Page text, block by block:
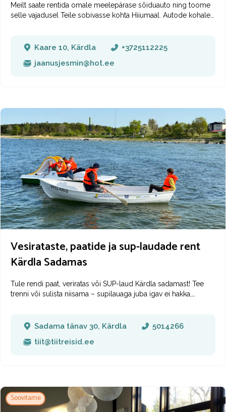
Meilt saate rentida omale meelepärase sõiduauto ning toome
selle vajadusel Teile sobivasse kohta Hiiumaal. Autode kohale
Kaare 10, Kärdla
+3725112225
jaanusjesmin@hot.ee
Vesirataste, paatide ja sup-laudade rent
Kärdla Sadamas
Tule rendi paat, veriratas või SUP-laud Kärdla sadamast! Tee
trenni või sulista niisama – supilauaga juba igav ei hakka,
merepiknik! Meil on kokku 14 SUP-lauda, aeru- ja
Sadama tänav 30, Kärdla
5014266
tiit@tiitreisid.ee
Soovitame